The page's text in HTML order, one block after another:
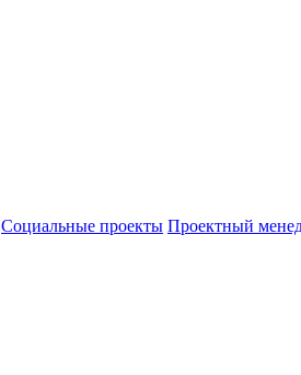
Социальные проекты Проектный